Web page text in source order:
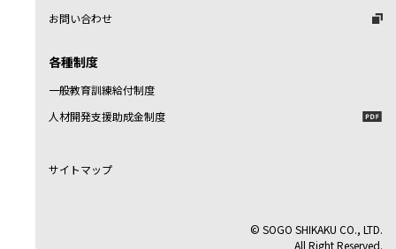
お問い合わせ
各種制度
一般教育訓練給付制度
人材開発支援助成金制度
サイトマップ
© SOGO SHIKAKU CO., LTD.
All Right Reserved.